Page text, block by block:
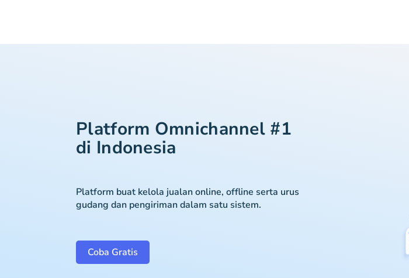
Platform Omnichannel #1
di Indonesia
Platform buat kelola jualan online, offline serta urus
gudang dan pengiriman dalam satu sistem.
Coba Gratis